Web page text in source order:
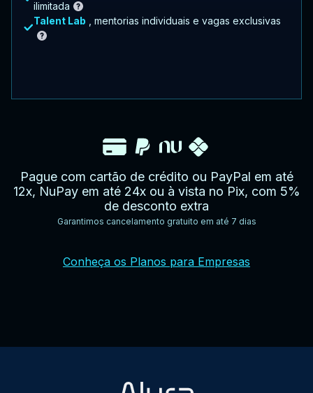
ilimitada
Talent Lab
, mentorias individuais e vagas exclusivas
Pague com cartão de crédito ou PayPal em até
12x, NuPay em até 24x ou à vista no Pix, com 5%
de desconto extra
Garantimos cancelamento gratuito em até 7 dias
Conheça os Planos para Empresas
Play